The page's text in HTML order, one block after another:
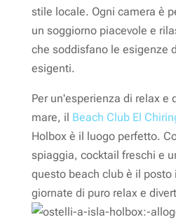
stile locale. Ogni camera è
un soggiorno piacevole e
che soddisfano le esigenze
esigenti.
Per un'esperienza di relax e
mare, il Beach Club El
Holbox è il luogo perfetto.
spiaggia, cocktail freschi e
questo beach club è il posto
giornate di puro relax e